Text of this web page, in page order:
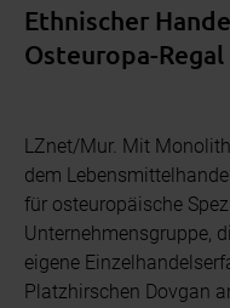
Ethnischer
Osteuropa-Regal
LZnet/Mur. Mit
dem
für osteuropäische
Unternehmensgruppe,
eigene
Platzhirschen Dovgan